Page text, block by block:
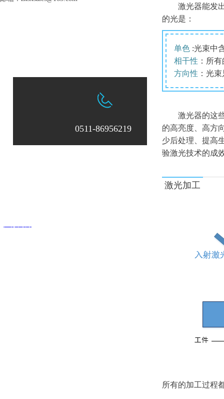
激光器能发
的光是：
单色:光束中
相干性 ：所
方向性 ：光
激光器的这
的高亮度、高方
少后处理、提高
验激光技术的成
激光加工
所有的加工过程
0511-86956219